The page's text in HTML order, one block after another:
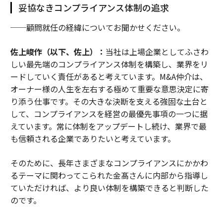
妥協なきコンプライアンス体制の追求
──顧問就任の経緯についてお聞かせください。
佐上峻作（以下、佐上）： 当社は上場企業としてふさわ
しい最先端のコンプライアンス体制を構築し、業界をリ
ードしていく責任があると考えています。M&A仲介は、
オーナー様の人生を左右する極めて重要な意思決定に寄
り添う仕事です。その大きな決断を支える強固な土台と
して、コンプライアンスを経営の最優先事項の一つに据
えています。常に体制をアップデートし続け、業界で最
も信頼される企業でありたいと考えています。
そのために、長年さまざまなコンプライアンスにかかわ
るテーマに関わってこられた金髙さんに内部から指導し
ていただければ、より良い体制を構築できると判断した
のです。